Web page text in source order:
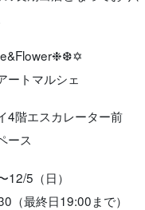
ートマルシェ
4階エスカレーター前
ース
12/5（日）
（最終日19:00まで）